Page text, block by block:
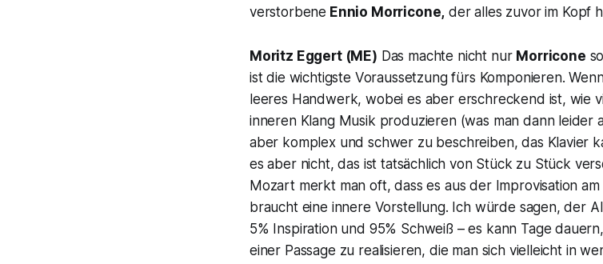
verstorbene Ennio Morricone, der alles zuvor im Kopf
Moritz Eggert (ME) Das machte nicht nur Morricone
ist die wichtigste Voraussetzung fürs Komponieren.
leeres Handwerk, wobei es aber erschreckend ist, wie
inneren Klang Musik produzieren (was man dann leider
aber komplex und schwer zu beschreiben, das Klavier
es aber nicht, das ist tatsächlich von Stück zu Stück
Mozart merkt man oft, dass es aus der Improvisation
braucht eine innere Vorstellung. Ich würde sagen, der
5% Inspiration und 95% Schweiß – es kann Tage
einer Passage zu realisieren, die man sich vielleicht in